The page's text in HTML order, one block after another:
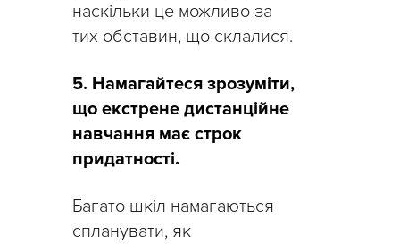
наскільки це можливо за
тих обставин, що склалися.
5. Намагайтеся зрозуміти,
що екстрене дистанційне
навчання має строк
придатності.
Багато шкіл намагаються
спланувати, як